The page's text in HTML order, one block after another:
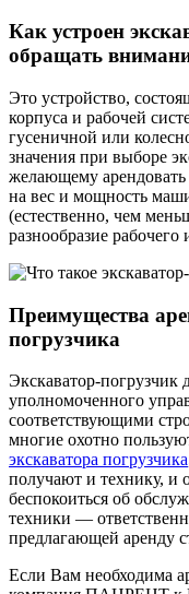
Как устроен
обращать
Это устройство,
корпуса и рабочей
гусеничной или
значения при выборе
желающему
на вес и мощность
(естественно, чем
разнообразие рабочего
Преимущества
погрузчика
Экскаватор-погрузчик
уполномоченного
соответствующими
многие охотно
экскаватора погрузчика
получают и технику, и
беспокоиться об
техники —
предлагающей аренду
Если Вам необходима